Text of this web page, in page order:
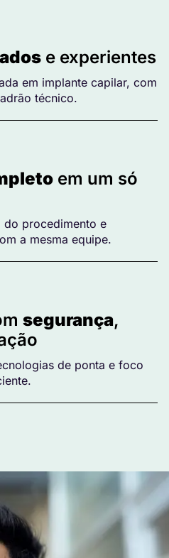
e experientes
em implante capilar, com
técnico.
em um só
do procedimento e
a mesma equipe.
segurança,
de ponta e foco